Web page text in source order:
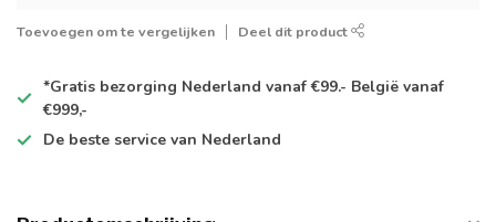
Toevoegen om te vergelijken Deel dit product
*Gratis bezorging Nederland vanaf €99.- België vanaf
€999,-
De beste service van Nederland